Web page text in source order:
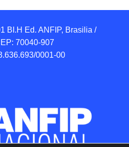
BI.H Ed. ANFIP, Brasilia /
70040-907
0001-00